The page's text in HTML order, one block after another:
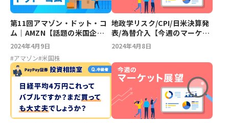
第11回アマゾン・ドット・コ
ム｜AMZN【話題の米国企業
を深堀り】
2024年4月9日
#アマゾン#米国株
地政学リスク/CPI/日米決算発
表/為替介入【今週のマーケッ
ト展望】
2024年4月8日